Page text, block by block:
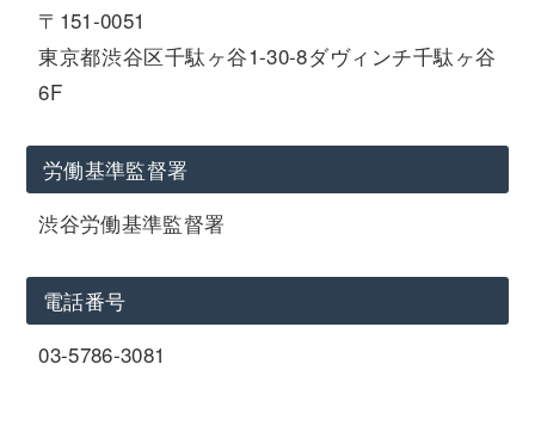
〒151-0051
東京都渋谷区千駄ヶ谷1-30-8ダヴィンチ千駄ヶ谷
6F
労働基準監督署
渋谷労働基準監督署
電話番号
03-5786-3081